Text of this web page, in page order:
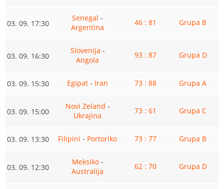
03. 09. 17:30
Senegal -
Argentina
46 : 81 Grupa B
03. 09. 16:30
Slovenija -
Angola
93 : 87 Grupa D
03. 09. 15:30 Egipat - Iran 73 : 88 Grupa A
03. 09. 15:00
Novi Zeland -
Ukrajina
73 : 61 Grupa C
03. 09. 13:30 Filipini - Portoriko 73 : 77 Grupa B
03. 09. 12:30
Meksiko-
Australija
62 : 70 Grupa D